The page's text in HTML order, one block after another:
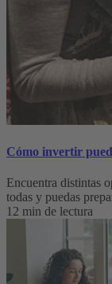
Cómo invertir
Encuentra distintas
todas y puedas
12 min de lectura